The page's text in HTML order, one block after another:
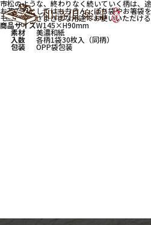
市松のような、終わりなく続いていく柄は、
お茶席用としてはもちろん、ぽち袋やお箸袋
モとして…さまざまな用途でお使いいただけ
商品サイズW145×H90mm
素材 美濃和紙
入数 各柄1袋30枚入（同柄）
包装 OPP袋包装